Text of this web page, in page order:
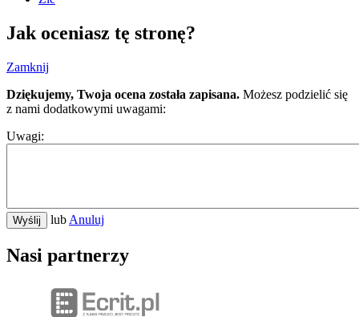
Jak oceniasz tę stronę?
Zamknij
Dziękujemy, Twoja ocena została zapisana. Możesz podzielić się
z nami dodatkowymi uwagami:
Uwagi:
Wyślij lub Anuluj
Nasi partnerzy